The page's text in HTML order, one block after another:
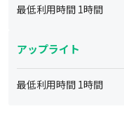
最低利用時間 1時間
アップライト
最低利用時間 1時間